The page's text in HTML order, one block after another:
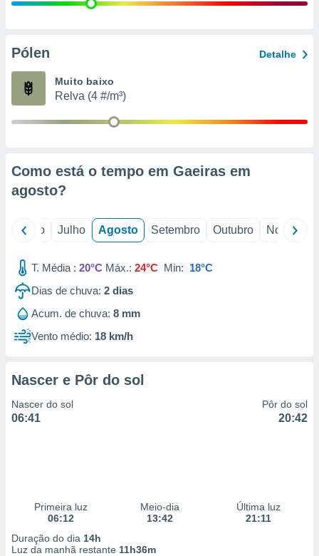
e
de
Pólen Detalhe
Muito baixo
Relva (4 #/m³)
Como está o tempo em Gaeiras em
agosto?
Junho Julho Agosto Setembro Outubro Novembro
T. Média : 20°C Máx.: 24°C Min: 18°C
Dias de chuva: 2 dias
Acum. de chuva: 8 mm
Vento médio: 18 km/h
Nascer e Pôr do sol
Nascer do sol
06:41
Pôr do sol
20:42
Primeira luz
06:12
Meio-dia
13:42
Última luz
21:11
Duração do dia 14h
Luz da manhã restante 11h36m